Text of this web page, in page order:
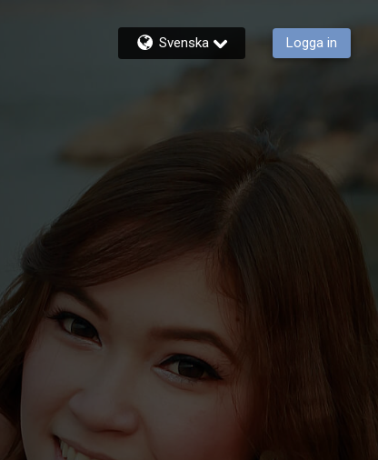
Svenska Logga in